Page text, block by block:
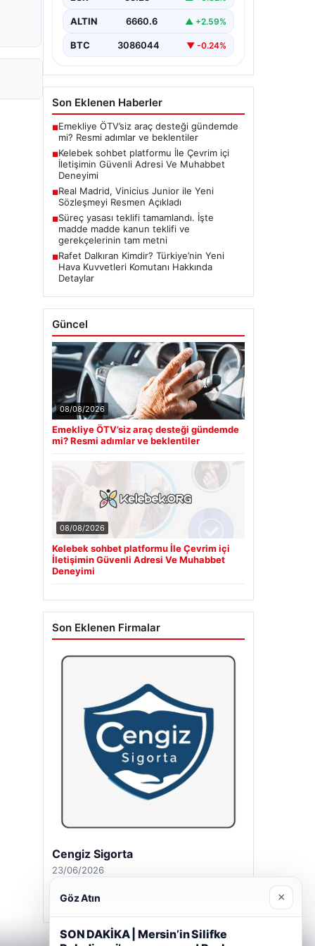
bir şekilde iletişim oluşturması ciddi
Güncel olarak…
ALTIN 6660.6 ▲ +2.59%
BTC 3086044 ▼ -0.24%
Son Eklenen Haberler
■Emekliye ÖTV’siz araç desteği gündemde
mi? Resmi adımlar ve beklentiler
■Kelebek sohbet platformu İle Çevrim içi
İletişimin Güvenli Adresi Ve Muhabbet
Deneyimi
■Real Madrid, Vinicius Junior ile Yeni
Sözleşmeyi Resmen Açıkladı
■Süreç yasası teklifi tamamlandı. İşte
madde madde kanun teklifi ve
gerekçelerinin tam metni
■Rafet Dalkıran Kimdir? Türkiye’nin Yeni
Hava Kuvvetleri Komutanı Hakkında
Detaylar
Güncel
08/08/2026
Emekliye ÖTV’siz araç desteği gündemde
mi? Resmi adımlar ve beklentiler
08/08/2026
Kelebek sohbet platformu İle Çevrim içi
İletişimin Güvenli Adresi Ve Muhabbet
Deneyimi
Son Eklenen Firmalar
Cengiz Sigorta
23/06/2026
Göz Atın ×
SON DAKİKA | Mersin’in Silifke